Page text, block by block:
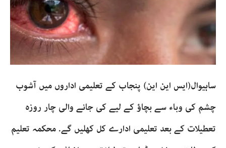
ساہیوال(ایس این این) پنجاب کے تعلیمی اداروں میں آشوب
چشم کی وباء سے بچاؤ کے لیے کی جانے والی چار روزہ
تعطیلات کے بعد تعلیمی ادارے کل کھلیں گے. محکمہ تعلیم